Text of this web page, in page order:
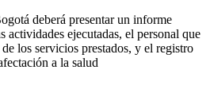
deberá presentar un informe
actividades ejecutadas, el personal que
los servicios prestados, y el registro
a la salud